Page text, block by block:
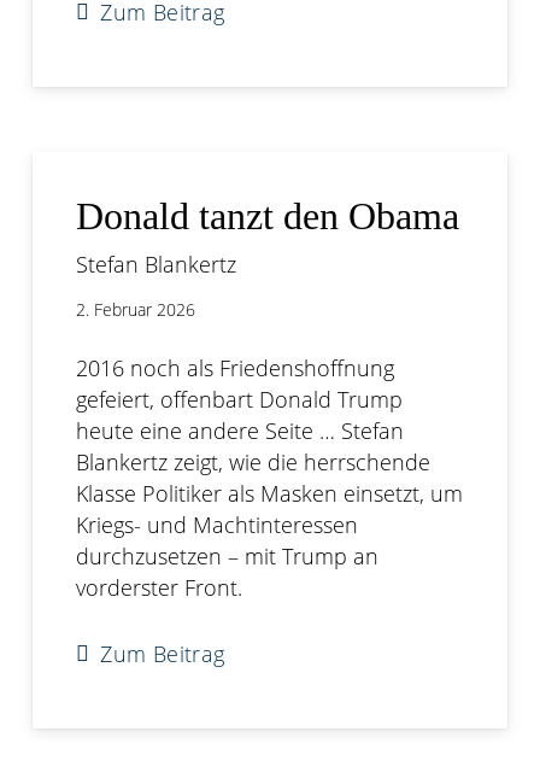
Zum Beitrag
Donald tanzt den Obama
Stefan Blankertz
2. Februar 2026
2016 noch als Friedenshoffnung
gefeiert, offenbart Donald Trump
heute eine andere Seite … Stefan
Blankertz zeigt, wie die herrschende
Klasse Politiker als Masken einsetzt, um
Kriegs- und Machtinteressen
durchzusetzen – mit Trump an
vorderster Front.
Zum Beitrag